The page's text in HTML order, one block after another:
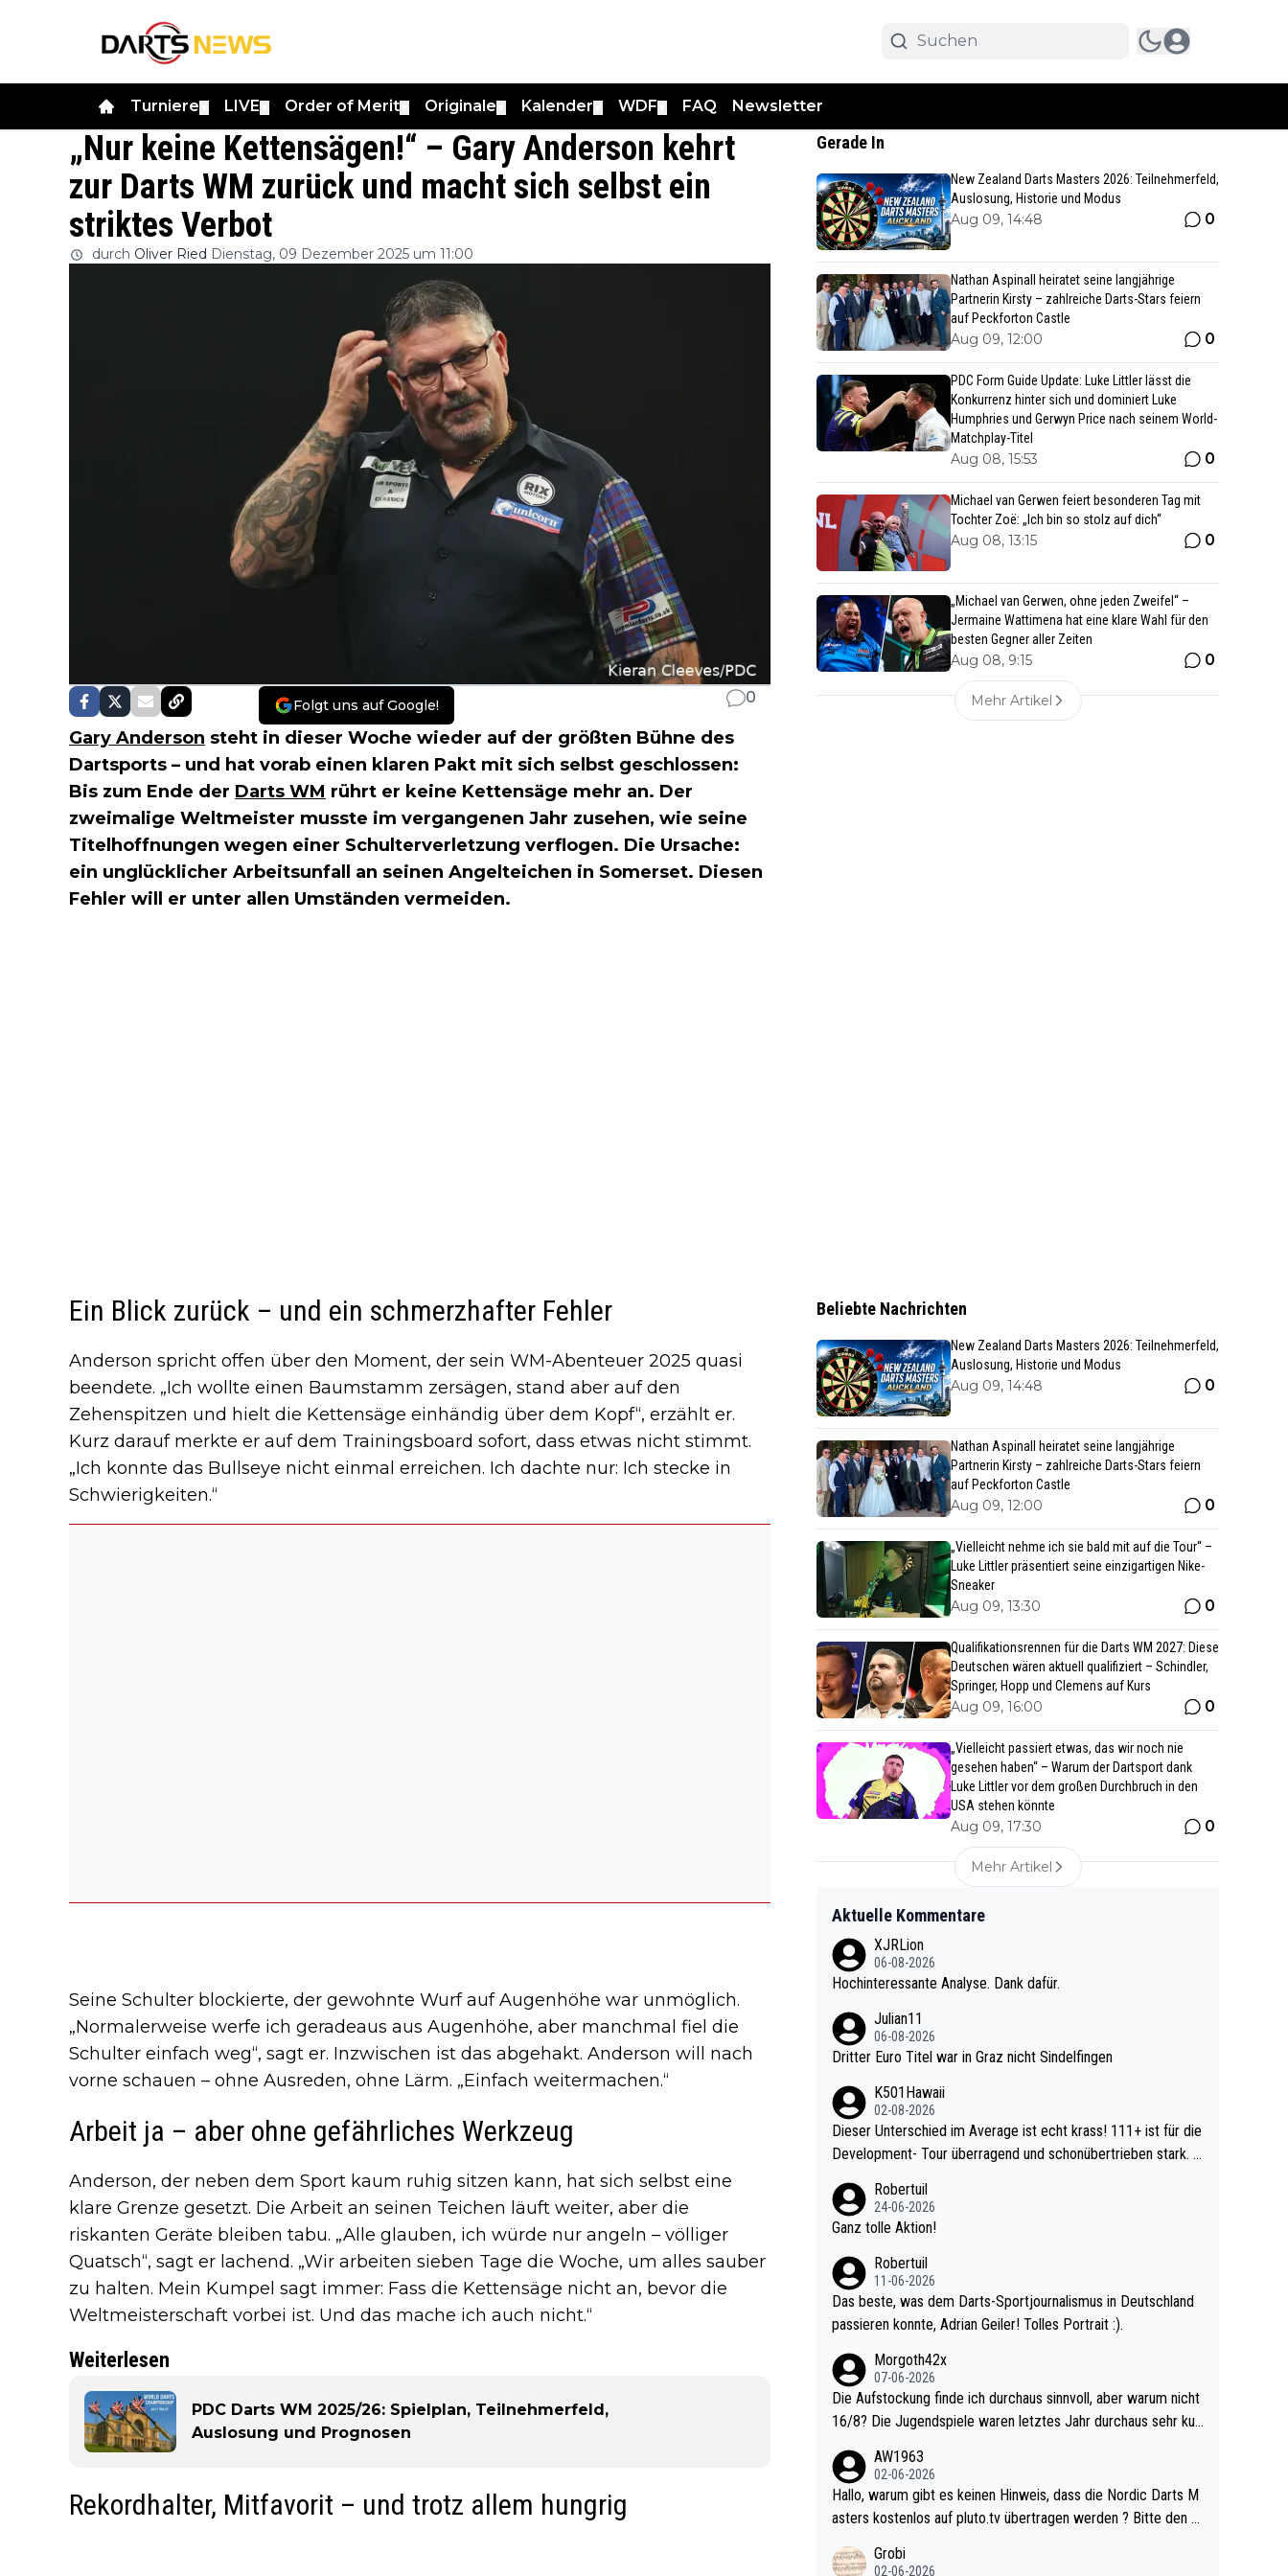
Turniere LIVE Order of Merit Originale Kalender WDF FAQ Newsletter
„Nur keine Kettensägen!“ – Gary Anderson kehrt
zur Darts WM zurück und macht sich selbst ein
striktes Verbot
durch Oliver Ried Dienstag, 09 Dezember 2025 um 11:00
Folgt uns auf Google! 0
Gary Anderson steht in dieser Woche wieder auf der größten Bühne des
Dartsports – und hat vorab einen klaren Pakt mit sich selbst geschlossen:
Bis zum Ende der Darts WM rührt er keine Kettensäge mehr an. Der
zweimalige Weltmeister musste im vergangenen Jahr zusehen, wie seine
Titelhoffnungen wegen einer Schulterverletzung verflogen. Die Ursache:
ein unglücklicher Arbeitsunfall an seinen Angelteichen in Somerset. Diesen
Fehler will er unter allen Umständen vermeiden.
Ein Blick zurück – und ein schmerzhafter Fehler
Anderson spricht offen über den Moment, der sein WM-Abenteuer 2025 quasi
beendete. „Ich wollte einen Baumstamm zersägen, stand aber auf den
Zehenspitzen und hielt die Kettensäge einhändig über dem Kopf“, erzählt er.
Kurz darauf merkte er auf dem Trainingsboard sofort, dass etwas nicht stimmt.
„Ich konnte das Bullseye nicht einmal erreichen. Ich dachte nur: Ich stecke in
Schwierigkeiten.“
Seine Schulter blockierte, der gewohnte Wurf auf Augenhöhe war unmöglich.
„Normalerweise werfe ich geradeaus aus Augenhöhe, aber manchmal fiel die
Schulter einfach weg“, sagt er. Inzwischen ist das abgehakt. Anderson will nach
vorne schauen – ohne Ausreden, ohne Lärm. „Einfach weitermachen.“
Arbeit ja – aber ohne gefährliches Werkzeug
Anderson, der neben dem Sport kaum ruhig sitzen kann, hat sich selbst eine
klare Grenze gesetzt. Die Arbeit an seinen Teichen läuft weiter, aber die
riskanten Geräte bleiben tabu. „Alle glauben, ich würde nur angeln – völliger
Quatsch“, sagt er lachend. „Wir arbeiten sieben Tage die Woche, um alles sauber
zu halten. Mein Kumpel sagt immer: Fass die Kettensäge nicht an, bevor die
Weltmeisterschaft vorbei ist. Und das mache ich auch nicht.“
Weiterlesen
PDC Darts WM 2025/26: Spielplan, Teilnehmerfeld,
Auslosung und Prognosen
Rekordhalter, Mitfavorit – und trotz allem hungrig
Gerade In
New Zealand Darts Masters 2026: Teilnehmerfeld,
Auslosung, Historie und Modus
Aug 09, 14:48 0
Nathan Aspinall heiratet seine langjährige
Partnerin Kirsty – zahlreiche Darts-Stars feiern
auf Peckforton Castle
Aug 09, 12:00 0
PDC Form Guide Update: Luke Littler lässt die
Konkurrenz hinter sich und dominiert Luke
Humphries und Gerwyn Price nach seinem World-
Matchplay-Titel
Aug 08, 15:53 0
Michael van Gerwen feiert besonderen Tag mit
Tochter Zoë: „Ich bin so stolz auf dich“
Aug 08, 13:15 0
„Michael van Gerwen, ohne jeden Zweifel“ –
Jermaine Wattimena hat eine klare Wahl für den
besten Gegner aller Zeiten
Aug 08, 9:15 0
Mehr Artikel
Beliebte Nachrichten
New Zealand Darts Masters 2026: Teilnehmerfeld,
Auslosung, Historie und Modus
Aug 09, 14:48 0
Nathan Aspinall heiratet seine langjährige
Partnerin Kirsty – zahlreiche Darts-Stars feiern
auf Peckforton Castle
Aug 09, 12:00 0
„Vielleicht nehme ich sie bald mit auf die Tour“ –
Luke Littler präsentiert seine einzigartigen Nike-
Sneaker
Aug 09, 13:30 0
Qualifikationsrennen für die Darts WM 2027: Diese
Deutschen wären aktuell qualifiziert – Schindler,
Springer, Hopp und Clemens auf Kurs
Aug 09, 16:00 0
„Vielleicht passiert etwas, das wir noch nie
gesehen haben“ – Warum der Dartsport dank
Luke Littler vor dem großen Durchbruch in den
USA stehen könnte
Aug 09, 17:30 0
Mehr Artikel
Aktuelle Kommentare
XJRLion
06-08-2026
Hochinteressante Analyse. Dank dafür.
Julian11
06-08-2026
Dritter Euro Titel war in Graz nicht Sindelfingen
K501Hawaii
02-08-2026
Dieser Unterschied im Average ist echt krass! 111+ ist für die
Development- Tour überragend und schonübertrieben stark. U
e mal 40+ erst recht. Da gewinnst keinen Blumentopf - ist ja n
och krasser wie ein Pokalspiel eines Kreisligisten vs einem Bu
Robertuil
24-06-2026
Ganz tolle Aktion!
Robertuil
11-06-2026
Das beste, was dem Darts-Sportjournalismus in Deutschland
passieren konnte, Adrian Geiler! Tolles Portrait :).
Morgoth42x
07-06-2026
Die Aufstockung finde ich durchaus sinnvoll, aber warum nicht
16/8? Die Jugendspiele waren letztes Jahr durchaus sehr kur
l. Allerdings ist Mitchell Lawrie als Nummer 1 der Welt eh quali
fiziert. Somit ändert die automatische Qualifikation des Weltm
eisters erstmal nichts. Ich denke sie wollen damit für nächste
d wohl wenig WDF Turniere spielen. Dies war bei Archie Self l
AW1963
02-06-2026
Hallo, warum gibt es keinen Hinweis, dass die Nordic Darts M
asters kostenlos auf pluto.tv übertragen werden ? Bitte den A
Grobi
02-06-2026